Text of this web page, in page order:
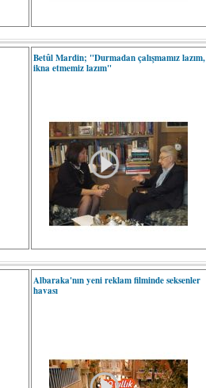
Betûl Mardin; "Durmadan çalışmamız lazım,
ikna etmemiz lazım"
Albaraka'nın yeni reklam filminde seksenler
havası